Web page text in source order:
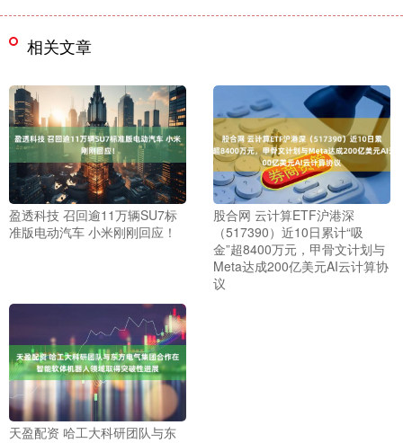
相关文章
盈透科技 召回逾11万辆SU7标
准版电动汽车 小米刚刚回应！
股合网 云计算ETF沪港深
（517390）近10日累计“吸
金”超8400万元，甲骨文计划与
Meta达成200亿美元AI云计算协
议
天盈配资 哈工大科研团队与东